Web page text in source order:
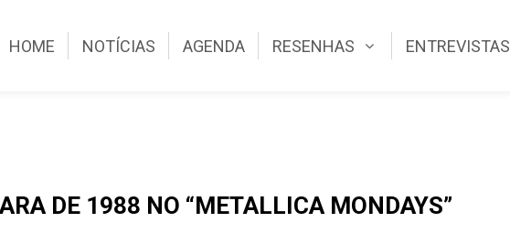
HOME NOTÍCIAS AGENDA RESENHAS ENTREVISTAS
DE 1988 NO “METALLICA MONDAYS”